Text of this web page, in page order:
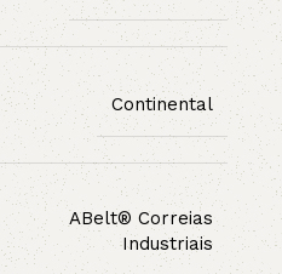
Continental
ABelt® Correias
Industriais